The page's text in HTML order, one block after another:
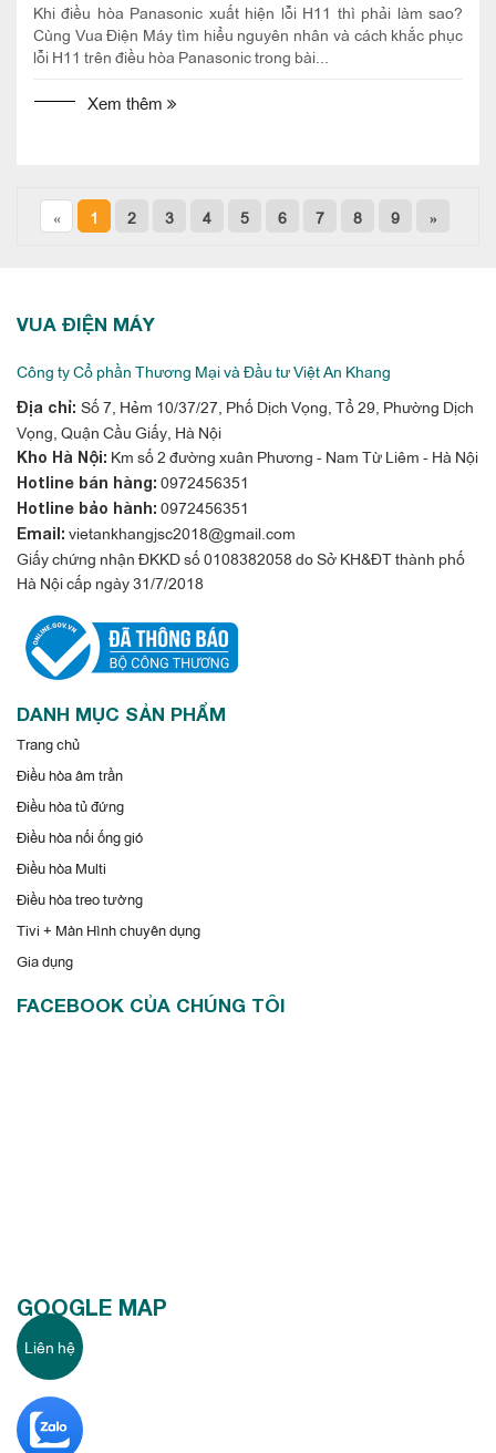
Khi điều hòa Panasonic xuất hiện lỗi H11 thì phải làm sao?
Cùng Vua Điện Máy tìm hiểu nguyên nhân và cách khắc phục
lỗi H11 trên điều hòa Panasonic trong bài...
Xem thêm
« 1 2 3 4 5 6 7 8 9 »
VUA ĐIỆN MÁY
Công ty Cổ phần Thương Mại và Đầu tư Việt An Khang
Địa chỉ: Số 7, Hẻm 10/37/27, Phố Dịch Vọng, Tổ 29, Phường Dịch
Vọng, Quận Cầu Giấy, Hà Nội
Kho Hà Nội: Km số 2 đường xuân Phương - Nam Từ Liêm - Hà Nội
Hotline bán hàng: 0972456351
Hotline bảo hành: 0972456351
Email: vietankhangjsc2018@gmail.com
Giấy chứng nhận ĐKKD số 0108382058 do Sở KH&ĐT thành phố
Hà Nội cấp ngày 31/7/2018
DANH MỤC SẢN PHẨM
Trang chủ
Điều hòa âm trần
Điều hòa tủ đứng
Điều hòa nối ống gió
Điều hòa Multi
Điều hòa treo tường
Tivi + Màn Hình chuyên dụng
Gia dụng
FACEBOOK CỦA CHÚNG TÔI
GOOGLE MAP
Liên hệ